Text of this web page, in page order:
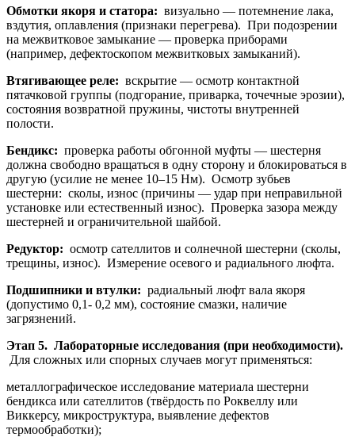
Обмотки якоря и статора: визуально — потемнение лака,
вздутия, оплавления (признаки перегрева). При подозрении
на межвитковое замыкание — проверка приборами
(например, дефектоскопом межвитковых замыканий).
Втягивающее реле: вскрытие — осмотр контактной
пятачковой группы (подгорание, приварка, точечные эрозии),
состояния возвратной пружины, чистоты внутренней
полости.
Бендикс: проверка работы обгонной муфты — шестерня
должна свободно вращаться в одну сторону и блокироваться в
другую (усилие не менее 10–15 Нм). Осмотр зубьев
шестерни: сколы, износ (причины — удар при неправильной
установке или естественный износ). Проверка зазора между
шестерней и ограничительной шайбой.
Редуктор: осмотр сателлитов и солнечной шестерни (сколы,
трещины, износ). Измерение осевого и радиального люфта.
Подшипники и втулки: радиальный люфт вала якоря
(допустимо 0,1- 0,2 мм), состояние смазки, наличие
загрязнений.
Этап 5. Лабораторные исследования (при необходимости).
Для сложных или спорных случаев могут применяться:
металлографическое исследование материала шестерни
бендикса или сателлитов (твёрдость по Роквеллу или
Виккерсу, микроструктура, выявление дефектов
термообработки);